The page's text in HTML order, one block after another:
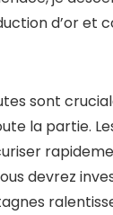
d’or et
sont
la partie.
devrez